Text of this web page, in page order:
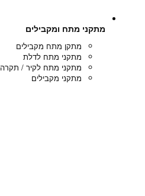
מתקני מתח ומקבילים
מתקן מתח מקבילים
מתקני מתח לדלת
מתקני מתח לקיר / תקרה
מתקני מקבילים